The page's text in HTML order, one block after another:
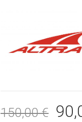
150,00 €